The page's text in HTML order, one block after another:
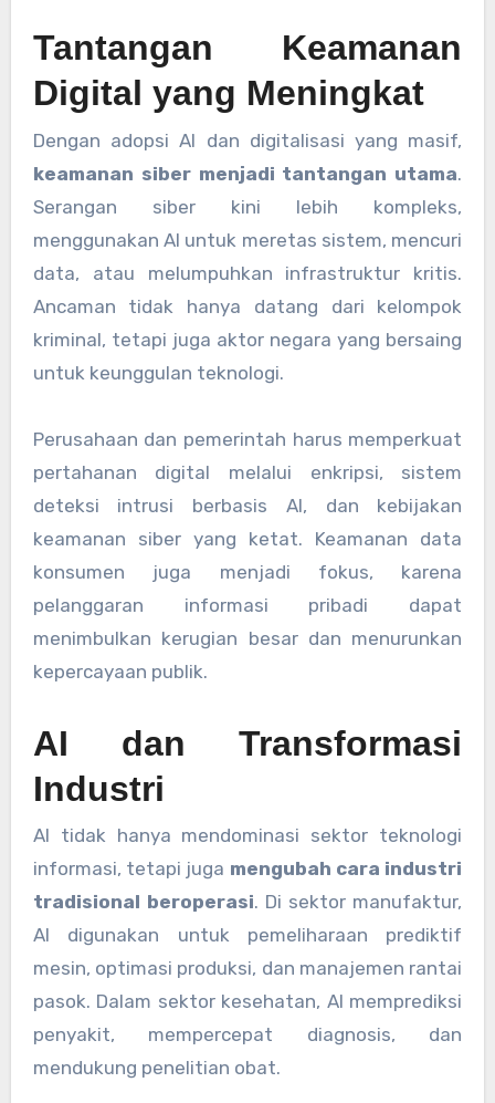
Tantangan Keamanan
Digital yang Meningkat
Dengan adopsi AI dan digitalisasi yang masif,
keamanan siber menjadi tantangan utama.
Serangan siber kini lebih kompleks,
menggunakan AI untuk meretas sistem, mencuri
data, atau melumpuhkan infrastruktur kritis.
Ancaman tidak hanya datang dari kelompok
kriminal, tetapi juga aktor negara yang bersaing
untuk keunggulan teknologi.
Perusahaan dan pemerintah harus memperkuat
pertahanan digital melalui enkripsi, sistem
deteksi intrusi berbasis AI, dan kebijakan
keamanan siber yang ketat. Keamanan data
konsumen juga menjadi fokus, karena
pelanggaran informasi pribadi dapat
menimbulkan kerugian besar dan menurunkan
kepercayaan publik.
AI dan Transformasi
Industri
AI tidak hanya mendominasi sektor teknologi
informasi, tetapi juga mengubah cara industri
tradisional beroperasi. Di sektor manufaktur,
AI digunakan untuk pemeliharaan prediktif
mesin, optimasi produksi, dan manajemen rantai
pasok. Dalam sektor kesehatan, AI memprediksi
penyakit, mempercepat diagnosis, dan
mendukung penelitian obat.